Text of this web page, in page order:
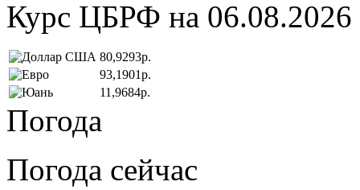
Курс ЦБРФ на 06.08.2026
80,9293р.
93,1901р.
11,9684р.
Погода
Погода сейчас